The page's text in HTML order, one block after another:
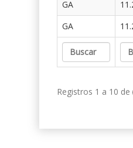
GA
GA
Registros 1 a 10 de